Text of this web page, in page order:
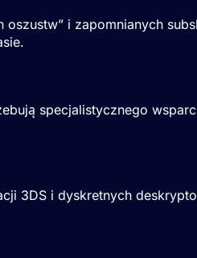
i zapomnianych
specjalistycznego
3DS i dyskretnych